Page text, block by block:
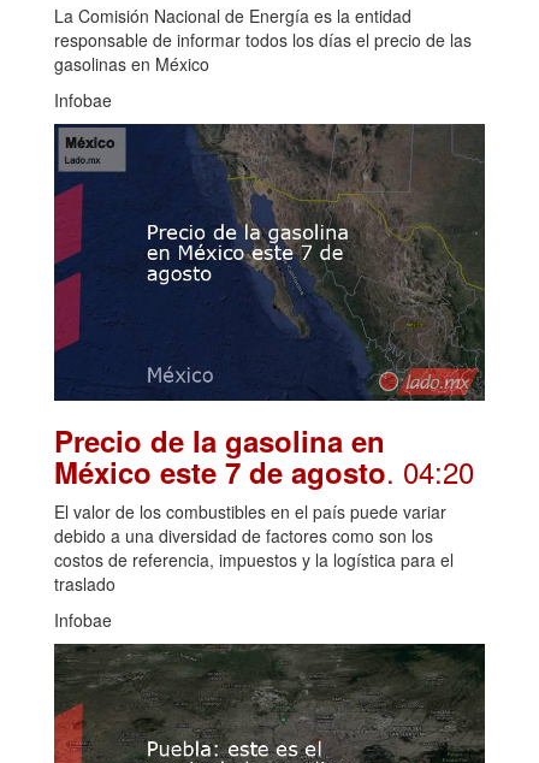
La Comisión Nacional de Energía es la entidad
responsable de informar todos los días el precio de las
gasolinas en México
Infobae
Precio de la gasolina en
México este 7 de agosto. 04:20
El valor de los combustibles en el país puede variar
debido a una diversidad de factores como son los
costos de referencia, impuestos y la logística para el
traslado
Infobae